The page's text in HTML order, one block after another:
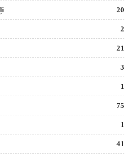
20
2
21
3
1
75
1
41